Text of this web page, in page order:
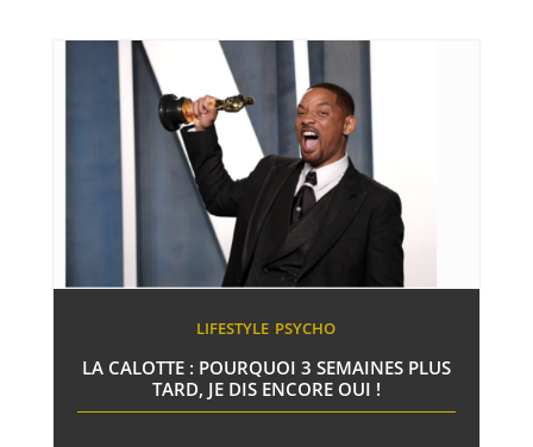
LIFESTYLE PSYCHO
LA CALOTTE : POURQUOI 3 SEMAINES PLUS
TARD, JE DIS ENCORE OUI !